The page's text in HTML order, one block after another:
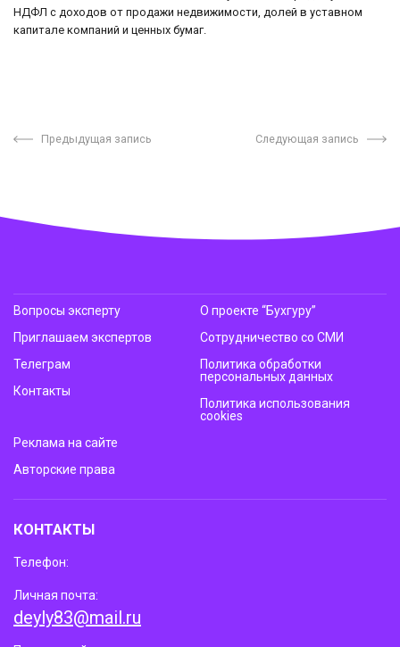
НДФЛ с доходов от продажи недвижимости, долей в уставном
капитале компаний и ценных бумаг.
Предыдущая запись Следующая запись
Вопросы эксперту
Приглашаем экспертов
Телеграм
Контакты
О проекте “Бухгуру”
Сотрудничество со СМИ
Политика обработки
персональных данных
Политика использования
cookies
Реклама на сайте
Авторские права
КОНТАКТЫ
Телефон:
Личная почта:
deyly83@mail.ru